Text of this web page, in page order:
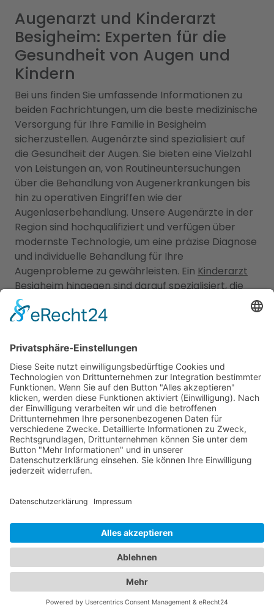
Augenarzt und Kinderarzt
Besigheim: Experten für die
Gesundheit von Augen und
Kindern
Bei uns finden Sie umfassende Informationen zu
beiden Fachrichtungen, um die beste medizinische
Versorgung für Ihre Familie in Besigheim
sicherzustellen. Augenärzte sind spezialisiert auf
die Gesundheit der Augen. Sie bieten eine Vielzahl
von Leistungen an, von Routineuntersuchungen
über die Behandlung von Augenerkrankungen bis
hin zu operativen Eingriffen wie der
Augenlaserbehandlung. Unsere Augenärzte in der
Region sind hochqualifiziert und verfügen über
modernste Technologie, um eine präzise Diagnose
und individuelle Behandlung für Ihre
Augenprobleme zu gewährleisten. Ein Kinderarzt
Besigheimhingegen sind darauf spezialisiert, die
Gesundheit und das Wohlbefinden von Kindern zu
betreuen. Sie bieten umfassende
von akuten und chronischen Erkrankungen sowie
medizinischen Bereichen an. Unsere Kinderärzte
Besigheim sind einfühlsam, kinderfreundlich und
haben langjährige Erfahrung in der Betreuung von
Kindern aller Altersgruppen. Unser
Branchenportal bietet Ihnen detaillierte
Informationen zu Augenärzten und Kinderärzten in
Ihrer Region. Sie können Profile einsehen,
Qualifikationen, Spezialisierungen, Öffnungszeiten
anderen Patienten lesen. Auf diese Weise können
Sie die bestmögliche Entscheidung für die
Gesundheit Ihrer Familie treffen. Vertrauen Sie auf
unsere Plattform, um die besten Augenärzte und
Kinderärzte in Ihrer Nähe zu finden. Sorgen Sie
dafür, dass Ihre Familie in den Händen erfahrener
und fürsorglicher Ärzte ist.